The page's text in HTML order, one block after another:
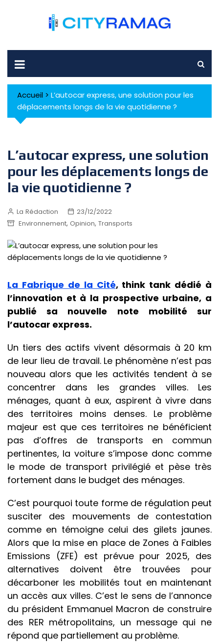
Accueil > L’autocar express, une solution pour les
déplacements longs de la vie quotidienne ?
L’autocar express, une solution
pour les déplacements longs de
la vie quotidienne ?
La Rédaction
23/12/2022
Environnement, Opinion, Transports
La Fabrique de la Cité, think tank dédié à
l’innovation et à la prospective urbaine, a
publié sa nouvelle note mobilité sur
l’autocar express.
Un tiers des actifs vivent désormais à 20 km
de leur lieu de travail. Le phénomène n’est pas
nouveau alors que les activités tendent à se
concentrer dans les grandes villes. Les
ménages, quant à eux, aspirent à vivre dans
des territoires moins denses. Le problème
majeur est que ces territoires ne bénéficient
pas d’offres de transports en commun
pertinentes, la voiture s’impose donc comme
le mode de transport privilégié et pèse très
fortement dans le budget des ménages.
C’est pourquoi toute forme de régulation peut
susciter des mouvements de contestation
comme en témoigne celui des gilets jaunes.
Alors que la mise en place de Zones à Faibles
Emissions (ZFE) est prévue pour 2025, des
alternatives doivent être trouvées pour
décarboner les mobilités tout en maintenant
un accès aux villes. C’est le sens de l’annonce
du président Emmanuel Macron de construire
des RER métropolitains, un message qui ne
répond que partiellement au problème.